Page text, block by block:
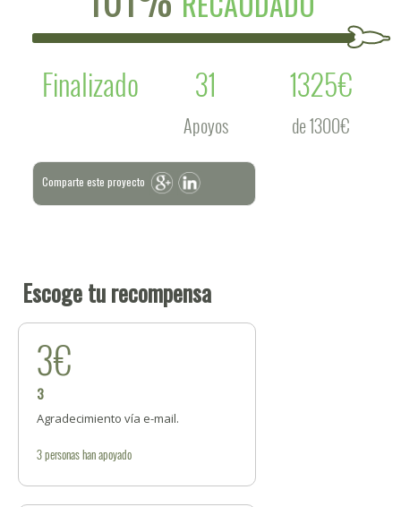
Finalizado
31
Apoyos
1325€
de 1300€
Comparte este proyecto
Escoge tu recompensa
3€
3
Agradecimiento vía e-mail.
3personashan apoyado